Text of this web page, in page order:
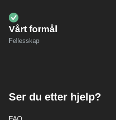
Vårt formål
Fellesskap
Ser du etter hjelp?
FAQ